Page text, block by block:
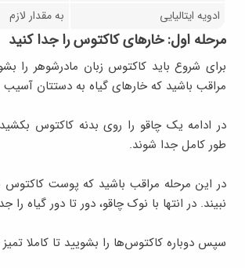
ادویه‌ ایتالیایی
به مقدار لازم
مرحله اول: خارهای کاکتوس را جدا کنید
برای شروع باید کاکتوس زبان مادرشوهر را
مراقب باشید که خارهای گیاه به دستتان آسیب
در ادامه یک چاقو را روی بدنه کاکتوس
طور کامل جدا شوند.
در این مرحله مراقب باشید که پوست
نبیند. در انتها با نوک چاقو، دور تا دور گیاه را
سپس دوباره کاکتوس‌ها را بشویید تا کاملا